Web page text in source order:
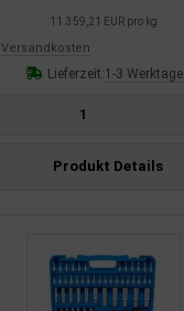
11.359,21 EUR pro kg
Versandkosten
Lieferzeit:1-3 Werktage
Produkt Details